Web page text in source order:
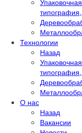
Технологии
Назад
О нас
Назад
Вакансии